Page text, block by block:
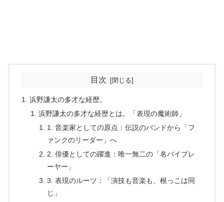
目次
浜野謙太の多才な経歴。
浜野謙太の多才な経歴とは。「表現の魔術師」
1. 音楽家としての原点：伝説のバンドから「フ
ァンクのリーダー」へ
2. 俳優としての躍進：唯一無二の「名バイプレ
ーヤー」
3. 表現のルーツ：「演技も音楽も、根っこは同
じ」